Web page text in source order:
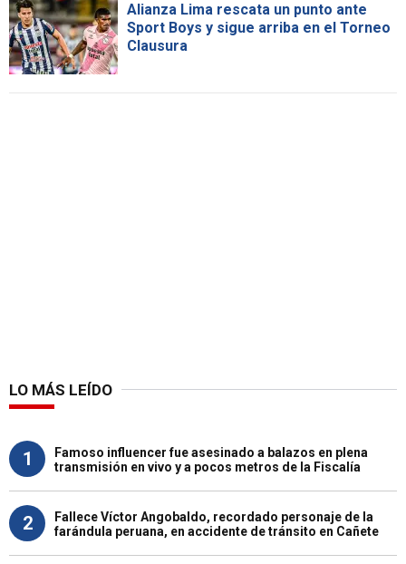
Alianza Lima rescata un punto ante
Sport Boys y sigue arriba en el Torneo
Clausura
LO MÁS LEÍDO
1
Famoso influencer fue asesinado a balazos en plena
transmisión en vivo y a pocos metros de la Fiscalía
2
Fallece Víctor Angobaldo, recordado personaje de la
farándula peruana, en accidente de tránsito en Cañete